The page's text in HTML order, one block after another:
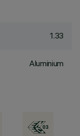
1.33
Aluminium